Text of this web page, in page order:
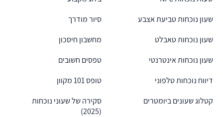
שעון נוכחות טביעת אצבע
שעון נוכחות טאבלט
שעון נוכחות אינטרנטי
דיווח נוכחות טלפוני
קטלוג שעונים ביומטרים
סיור מודרך
מחשבון חיסכון
טפסים חשובים
טופס 101 מקוון
סקירה של שעוני נוכחות
(2025)